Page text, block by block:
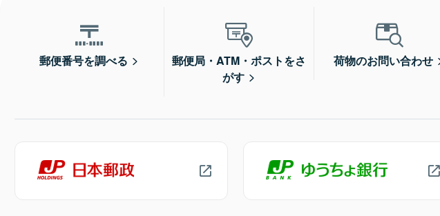
郵便番号を調べる
郵便局・ATM・ポストをさ
がす
荷物のお問い合わせ